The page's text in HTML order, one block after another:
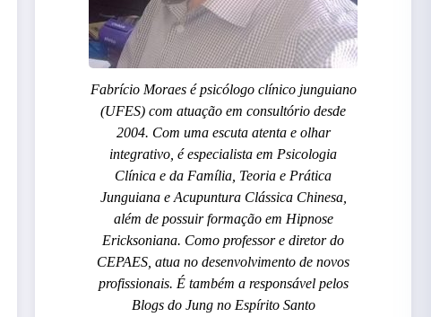
Fabrício Moraes é psicólogo clínico junguiano
(UFES) com atuação em consultório desde
2004. Com uma escuta atenta e olhar
integrativo, é especialista em Psicologia
Clínica e da Família, Teoria e Prática
Junguiana e Acupuntura Clássica Chinesa,
além de possuir formação em Hipnose
Ericksoniana. Como professor e diretor do
CEPAES, atua no desenvolvimento de novos
profissionais. É também a responsável pelos
Blogs do Jung no Espírito Santo